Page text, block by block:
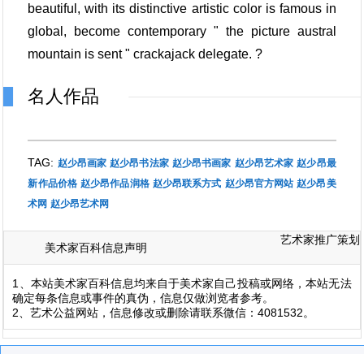
beautiful, with its distinctive artistic color is famous in
global, become contemporary " the picture austral
mountain is sent " crackajack delegate. ?
名人作品
TAG: 赵少昂画家 赵少昂书法家 赵少昂书画家 赵少昂艺术家 赵少昂最
新作品价格 赵少昂作品润格 赵少昂联系方式 赵少昂官方网站 赵少昂美
术网 赵少昂艺术网
美术家百科信息声明
艺术家推广策划
1、本站美术家百科信息均来自于美术家自己投稿或网络，本站无法
确定每条信息或事件的真伪，信息仅做浏览者参考。
2、艺术公益网站，信息修改或删除请联系微信：4081532。